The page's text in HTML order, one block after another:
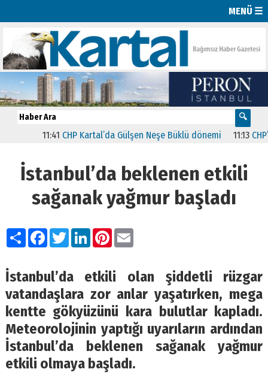
MENÜ ☰
CHP Kartal’da Gülşen Neşe Büklü dönemi 11:13 CHP’de
İstanbul’da beklenen etkili
sağanak yağmur başladı
PaylaşFacebook
TwitterLinkedIn
Pinterest
Email
İstanbul’da etkili olan şiddetli rüzgar
vatandaşlara zor anlar yaşatırken, mega
kentte gökyüzünü kara bulutlar kapladı.
Meteorolojinin yaptığı uyarıların ardından
İstanbul’da beklenen sağanak yağmur
etkili olmaya başladı.